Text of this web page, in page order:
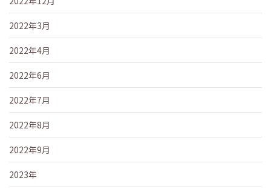
2022年3月
2022年4月
2022年6月
2022年7月
2022年8月
2022年9月
2023年